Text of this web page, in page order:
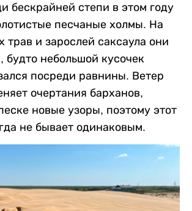
бескрайней степи в этом году
песчаные холмы. На
трав и зарослей саксаула они
будто небольшой кусочек
посреди равнины. Ветер
очертания барханов,
новые узоры, поэтому этот
не бывает одинаковым.